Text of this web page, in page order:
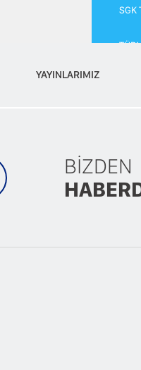
SGK
YAYINLARIMIZ
BİZDEN